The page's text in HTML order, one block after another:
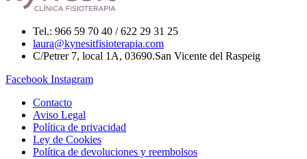
Tel.: 966 59 70 40 / 622 29 31 25
laura@kynesitfisioterapia.com
C/Petrer 7, local 1A, 03690.San Vicente del Raspeig
Facebook Instagram
Contacto
Aviso Legal
Política de privacidad
Ley de Cookies
Política de devoluciones y reembolsos